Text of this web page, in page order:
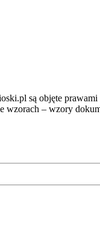
są objęte
– wzory